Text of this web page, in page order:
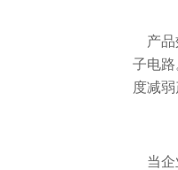
产品
子电
度减
当企